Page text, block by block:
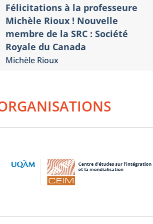
Félicitations à la professeure
Michèle Rioux ! Nouvelle
membre de la SRC : Société
Royale du Canada
Michèle Rioux